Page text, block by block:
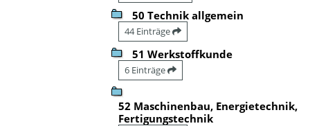
50 Technik allgemein
44 Einträge
51 Werkstoffkunde
6 Einträge
52 Maschinenbau, Energietechnik,
Fertigungstechnik